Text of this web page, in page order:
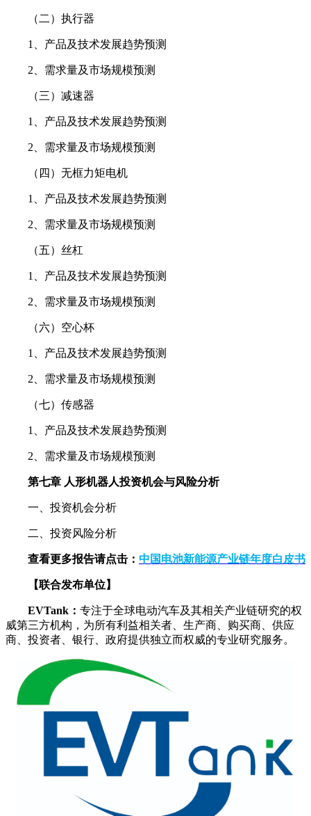
（二）执行器
1、产品及技术发展趋势预测
2、需求量及市场规模预测
（三）减速器
1、产品及技术发展趋势预测
2、需求量及市场规模预测
（四）无框力矩电机
1、产品及技术发展趋势预测
2、需求量及市场规模预测
（五）丝杠
1、产品及技术发展趋势预测
2、需求量及市场规模预测
（六）空心杯
1、产品及技术发展趋势预测
2、需求量及市场规模预测
（七）传感器
1、产品及技术发展趋势预测
2、需求量及市场规模预测
第七章 人形机器人投资机会与风险分析
一、投资机会分析
二、投资风险分析
查看更多报告请点击： 中国电池新能源产业链年度白皮书
【联合发布单位】
EVTank： 专注于全球电动汽车及其相关产业链研究的权
威第三方机构，为所有利益相关者、生产商、购买商、供应
商、投资者、银行、政府提供独立而权威的专业研究服务。